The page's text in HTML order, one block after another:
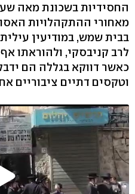
החסידיות בשכונת מאה
מאחורי ההתקהלויות
בבית שמש, במודיעין
לרב קניבסקי, ולהוראתו
כאשר דווקא בגללה הם
וטקסים דתיים ציבוריים